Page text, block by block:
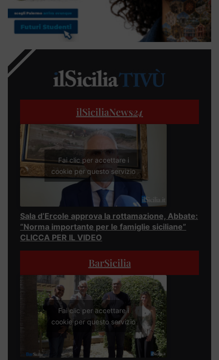
ilSiciliaNews24
Fai clic per accettare i
cookie per questo servizio
Sala d’Ercole approva la rottamazione, Abbate:
“Norma importante per le famiglie siciliane”
CLICCA PER IL VIDEO
BarSicilia
Fai clic per accettare i
cookie per questo servizio